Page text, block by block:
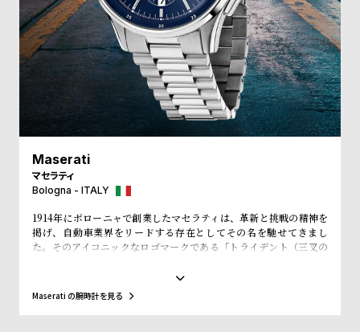
販
売
モ
掲
載
商
衣
セ
e
b
Maserati
マセラティ
Bologna - ITALY
1914年にボローニャで創業したマセラティは、革新と挑戦の精神を
掲げ、自動車業界をリードする存在としてその名を馳せてきまし
た。そのアイコニックなロゴマークである「トライデント（三叉の
ンが象徴する力と威厳、そして航海の神としての自由の精神は、マ
セラティのブランド哲学に深く根付いており、マセラティのブラン
ド理念である「力強さ、情熱、優雅さ」を表現しています。この理
念は自動車のみならず、ウォッチやジュエリーコレクションにも色
Maserati の腕時計を見る